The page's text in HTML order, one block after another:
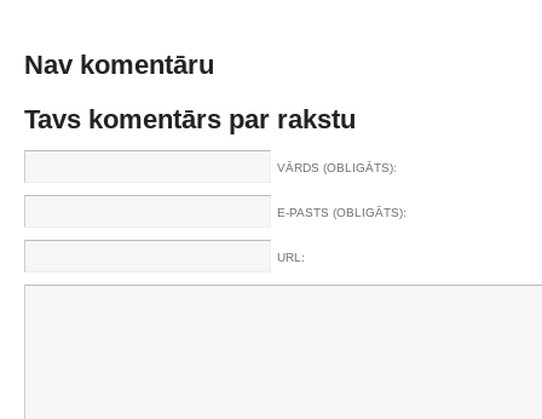
Nav komentāru
Tavs komentārs par rakstu
VĀRDS (OBLIGĀTS):
E-PASTS (OBLIGĀTS):
URL: